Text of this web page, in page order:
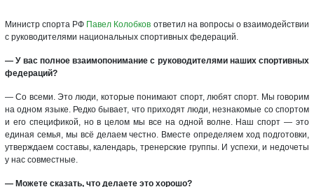
Министр спорта РФ Павел Колобков ответил на вопросы о взаимодействии
с руководителями национальных спортивных федераций.
— У вас полное взаимопонимание с руководителями наших спортивных
федераций?
— Со всеми. Это люди, которые понимают спорт, любят спорт. Мы говорим
на одном языке. Редко бывает, что приходят люди, незнакомые со спортом
и его спецификой, но в целом мы все на одной волне. Наш спорт — это
единая семья, мы всё делаем честно. Вместе определяем ход подготовки,
утверждаем составы, календарь, тренерские группы. И успехи, и недочеты
у нас совместные.
— Можете сказать, что делаете это хорошо?